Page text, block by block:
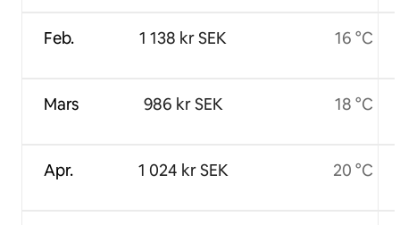
Feb.
Mars
Apr.
1 138 kr SEK
986 kr SEK
1 024 kr SEK
16 °C
18 °C
20 °C